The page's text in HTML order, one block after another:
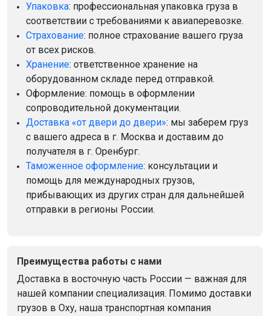
Упаковка: профессиональная упаковка груза в
соответствии с требованиями к авиаперевозке.
Страхование: полное страхование вашего груза
от всех рисков.
Хранение: ответственное хранение на
оборудованном складе перед отправкой.
Оформление: помощь в оформлении
сопроводительной документации.
Доставка «от двери до двери»: мы заберем груз
с вашего адреса в г. Москва и доставим до
получателя в г. Оренбург.
Таможенное оформление: консультации и
помощь для международных грузов,
прибывающих из других стран для дальнейшей
отправки в регионы России.
Преимущества работы с нами
Доставка в восточную часть России — важная для
нашей компании специализация. Помимо доставки
грузов в Оху, наша транспортная компания